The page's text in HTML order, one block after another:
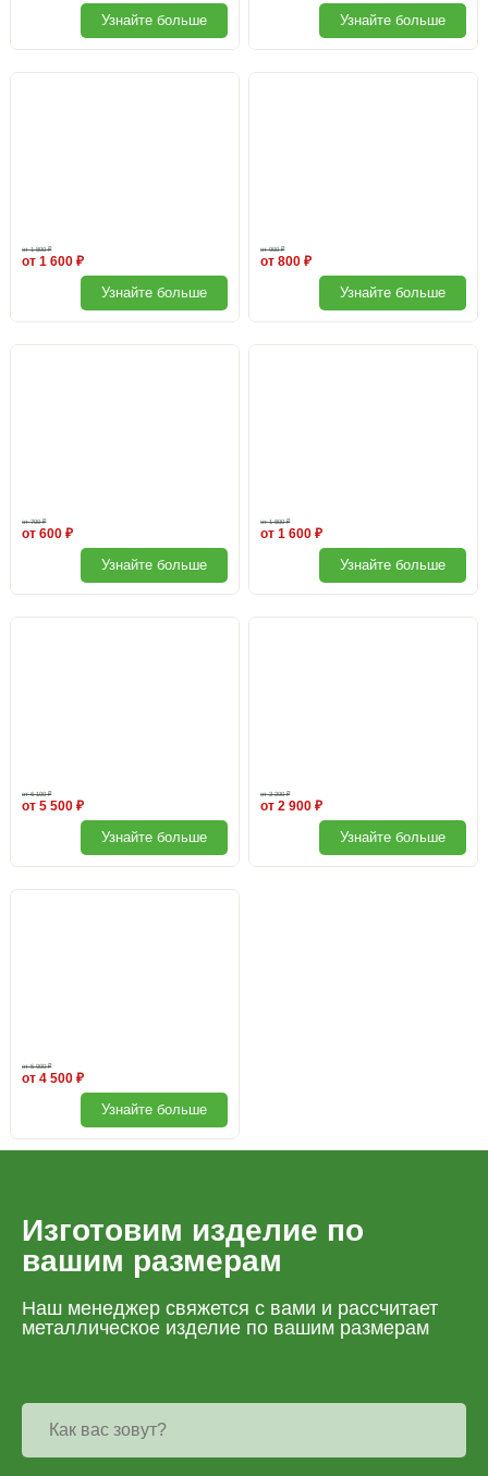
Узнайте больше Узнайте больше
от 1 800 ₽
от 1 600 ₽
Узнайте больше
от 900 ₽
от 800 ₽
Узнайте больше
от 700 ₽
от 600 ₽
Узнайте больше
от 1 800 ₽
от 1 600 ₽
Узнайте больше
от 6 100 ₽
от 5 500 ₽
Узнайте больше
от 3 200 ₽
от 2 900 ₽
Узнайте больше
Поликарбонат цветной
от 5 000 ₽
от 4 500 ₽
Узнайте больше
Изготовим изделие по
вашим размерам
Наш менеджер свяжется с вами и рассчитает
металлическое изделие по вашим размерам